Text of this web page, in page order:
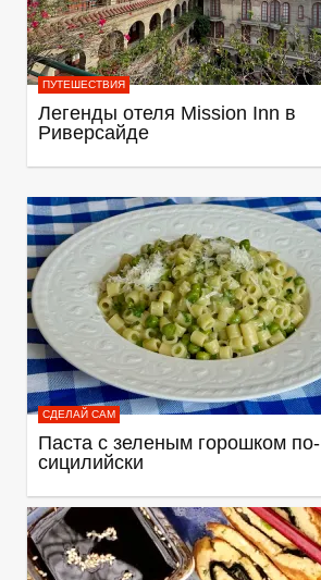
ПУТЕШЕСТВИЯ
Легенды отеля Mission Inn в
Риверсайде
СДЕЛАЙ САМ
Паста с зеленым горошком по-
сицилийски